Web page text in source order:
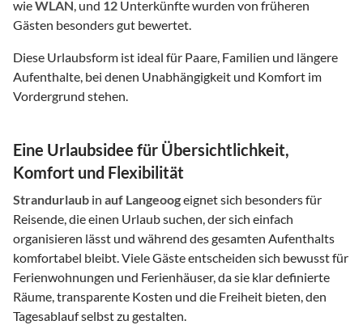
wieWLAN, und 12 Unterkünfte wurden von früheren
Gästen besonders gut bewertet.
Diese Urlaubsform ist ideal für Paare, Familien und längere
Aufenthalte, bei denen Unabhängigkeit und Komfort im
Vordergrund stehen.
Eine Urlaubsidee für Übersichtlichkeit,
Komfort und Flexibilität
Strandurlaub in auf Langeoogeignet sich besonders für
Reisende, die einen Urlaub suchen, der sich einfach
organisieren lässt und während des gesamten Aufenthalts
komfortabel bleibt. Viele Gäste entscheiden sich bewusst für
Ferienwohnungen und Ferienhäuser, da sie klar definierte
Räume, transparente Kosten und die Freiheit bieten, den
Tagesablauf selbst zu gestalten.